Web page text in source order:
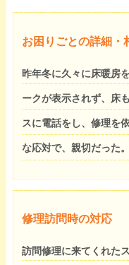
お困りごとの詳細・
昨年冬に久々に床暖房
ークが表示されず、床
スに電話をし、修理を
な応対で、親切だった。
修理訪問時の対応
訪問修理に来てくれた